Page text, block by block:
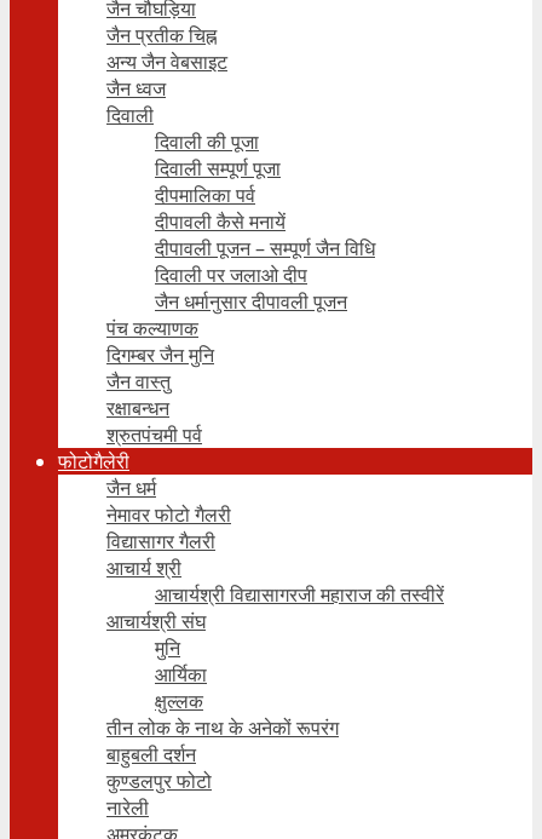
जैन चौघड़िया
जैन प्रतीक चिह्न
अन्य जैन वेबसाइट
जैन ध्वज
दिवाली
दिवाली की पूजा
दिवाली सम्पूर्ण पूजा
दीपमालिका पर्व
दीपावली कैसे मनायें
दीपावली पूजन – सम्पूर्ण जैन विधि
दिवाली पर जलाओ दीप
जैन धर्मानुसार दीपावली पूजन
पंच कल्याणक
दिगम्बर जैन मुनि
जैन वास्तु
रक्षाबन्धन
श्रुतपंचमी पर्व
फोटोगैलेरी
जैन धर्म
नेमावर फोटो गैलरी
विद्यासागर गैलरी
आचार्य श्री
आचार्यश्री विद्यासागरजी महाराज की तस्वीरें
आचार्यश्री संघ
मुनि
आर्यिका
क्षुल्लक
तीन लोक के नाथ के अनेकों रूपरंग
बाहुबली दर्शन
कुण्डलपुर फोटो
नारेली